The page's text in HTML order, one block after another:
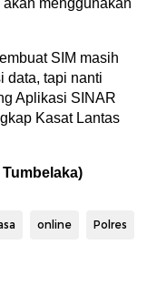
menggunakan
SIM masih
data, tapi nanti
Aplikasi SINAR
Kasat Lantas
online Polres